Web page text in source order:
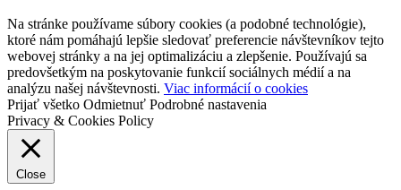
Na stránke používame súbory cookies (a podobné technológie),
ktoré nám pomáhajú lepšie sledovať preferencie návštevníkov tejto
webovej stránky a na jej optimalizáciu a zlepšenie. Používajú sa
predovšetkým na poskytovanie funkcií sociálnych médií a na
analýzu našej návštevnosti. Viac informácií o cookies
Prijať všetko Odmietnuť Podrobné nastavenia
Privacy & Cookies Policy
Close